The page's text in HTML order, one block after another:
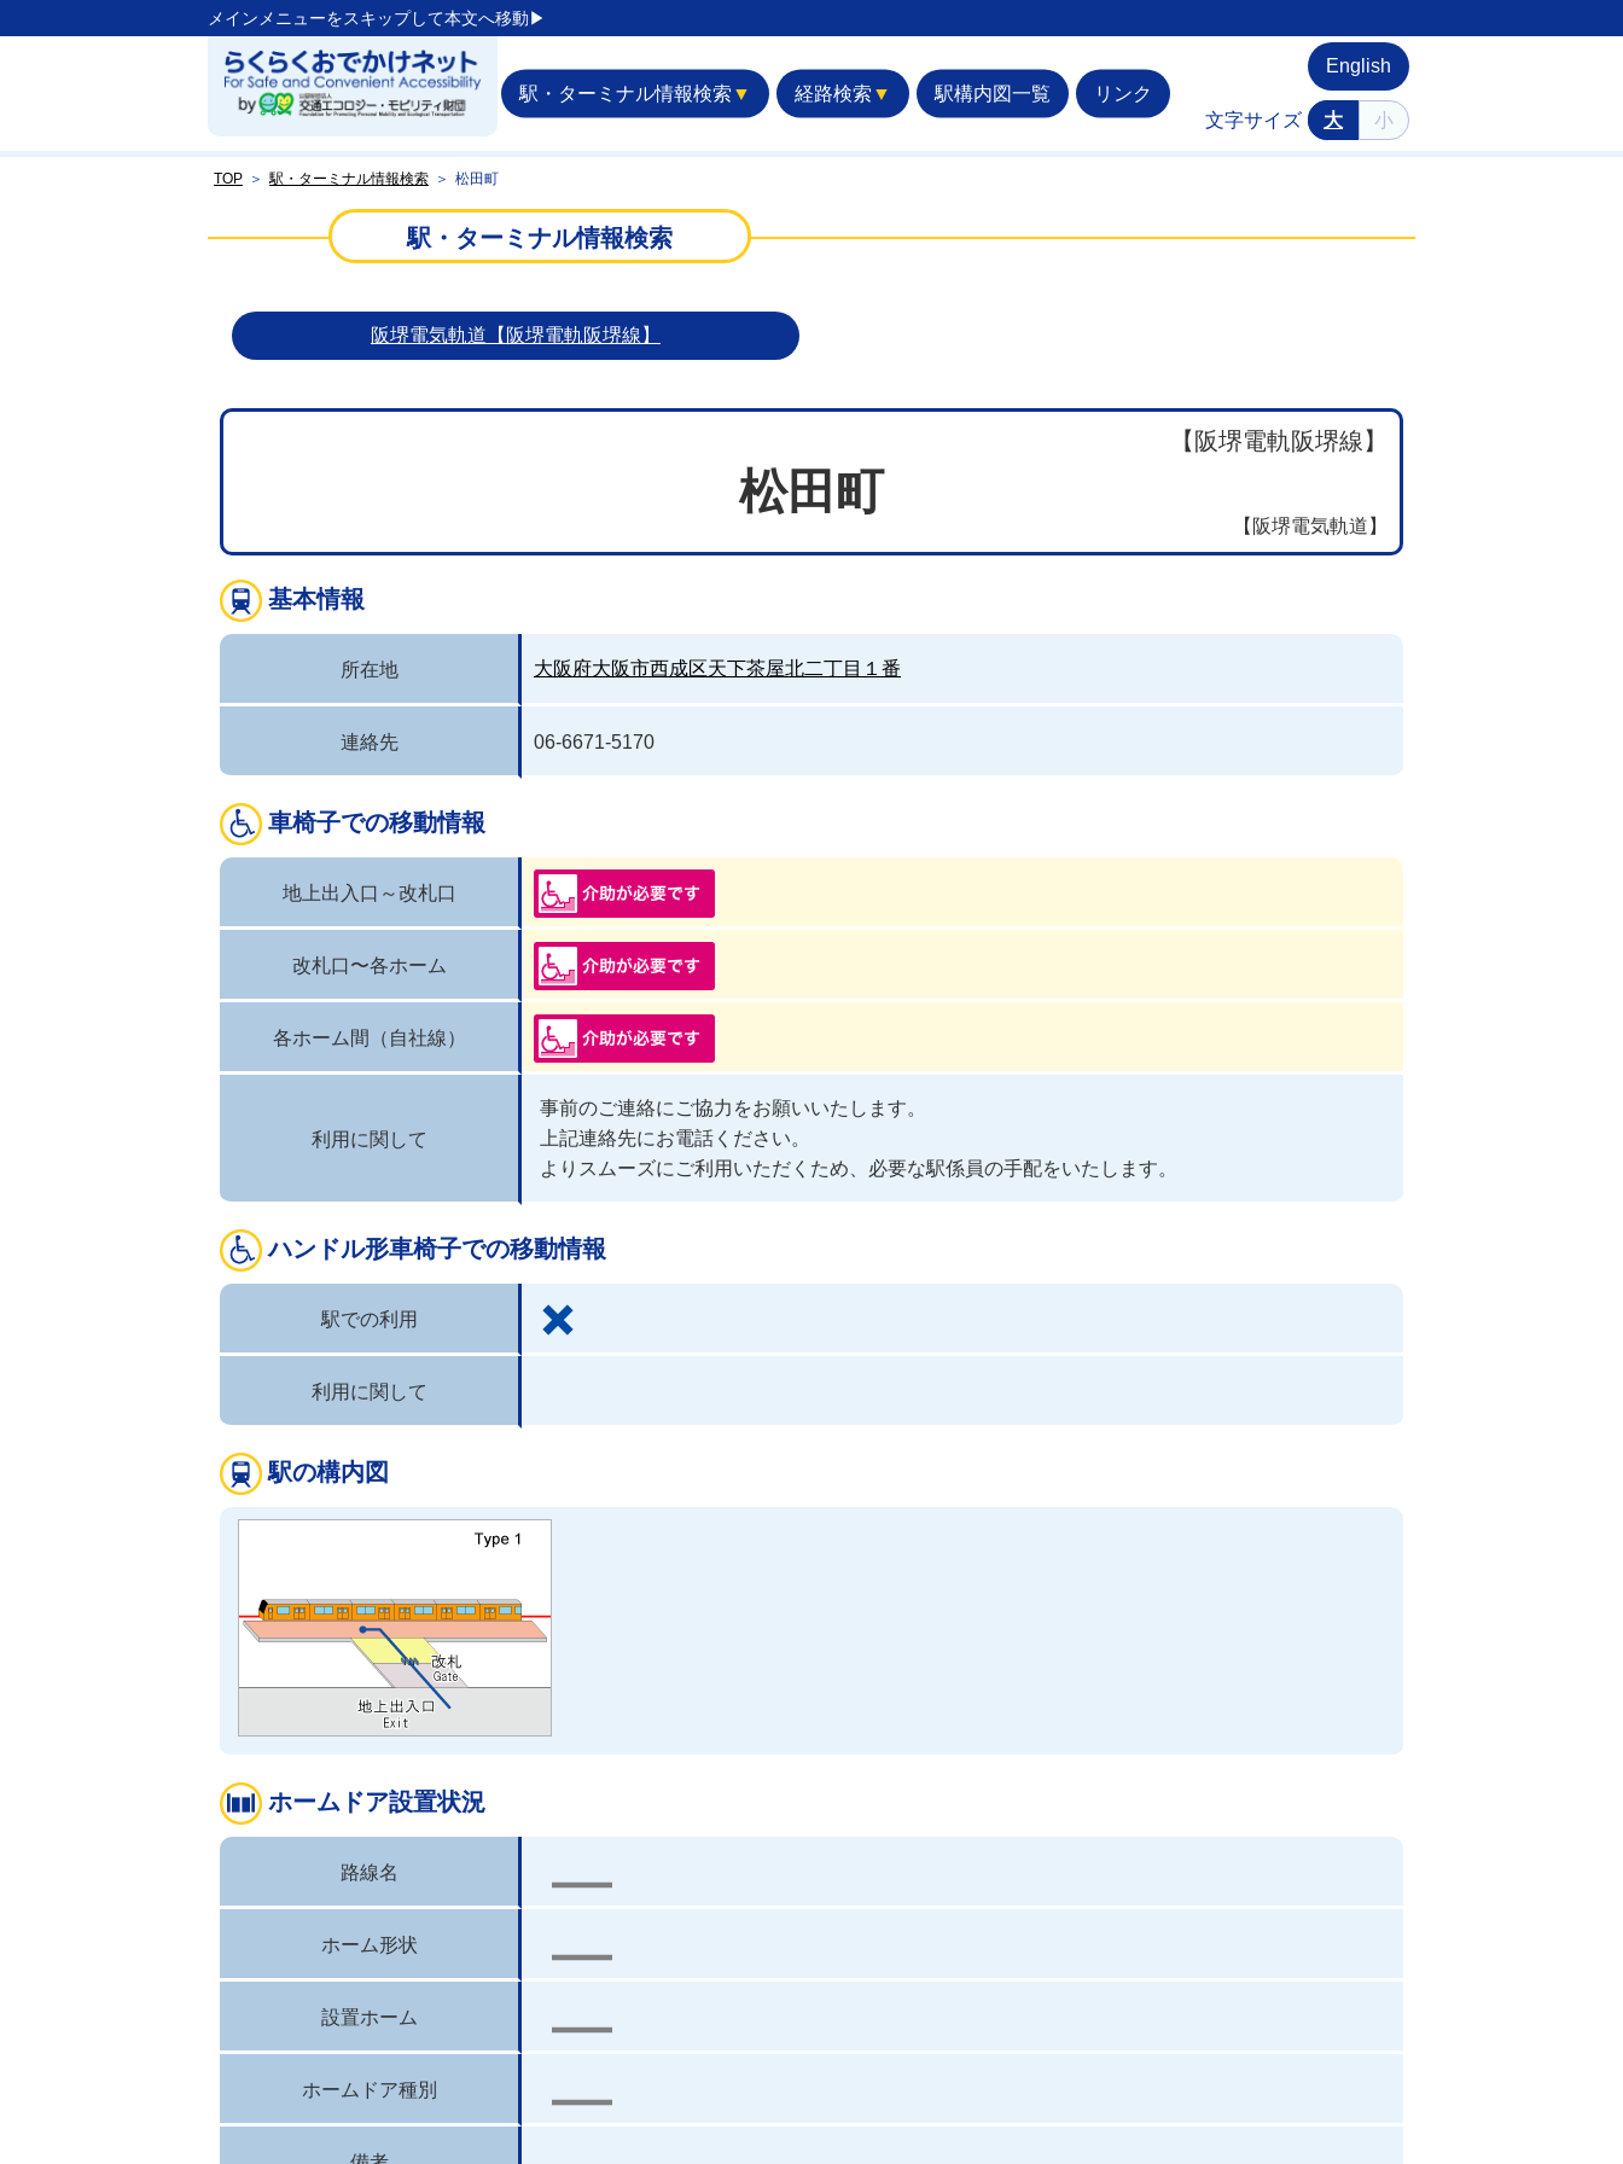
メインメニューをスキップして本文へ移動▶︎
駅・ターミナル情報検索 ▼ 経路検索 ▼ 駅構内図一覧 リンク
English
文字サイズ 大 小
TOP ＞ 駅・ターミナル情報検索 ＞ 松田町
駅・ターミナル情報検索
阪堺電気軌道【阪堺電軌阪堺線】
【阪堺電軌阪堺線】
松田町
【阪堺電気軌道】
基本情報
所在地 大阪府大阪市西成区天下茶屋北二丁目１番
連絡先 06-6671-5170
車椅子での移動情報
地上出入口～改札口
改札口〜各ホーム
各ホーム間（自社線）
利用に関して
事前のご連絡にご協力をお願いいたします。
上記連絡先にお電話ください。
よりスムーズにご利用いただくため、必要な駅係員の手配をいたします。
ハンドル形車椅子での移動情報
駅での利用
利用に関して
駅の構内図
ホームドア設置状況
路線名
ホーム形状
設置ホーム
ホームドア種別